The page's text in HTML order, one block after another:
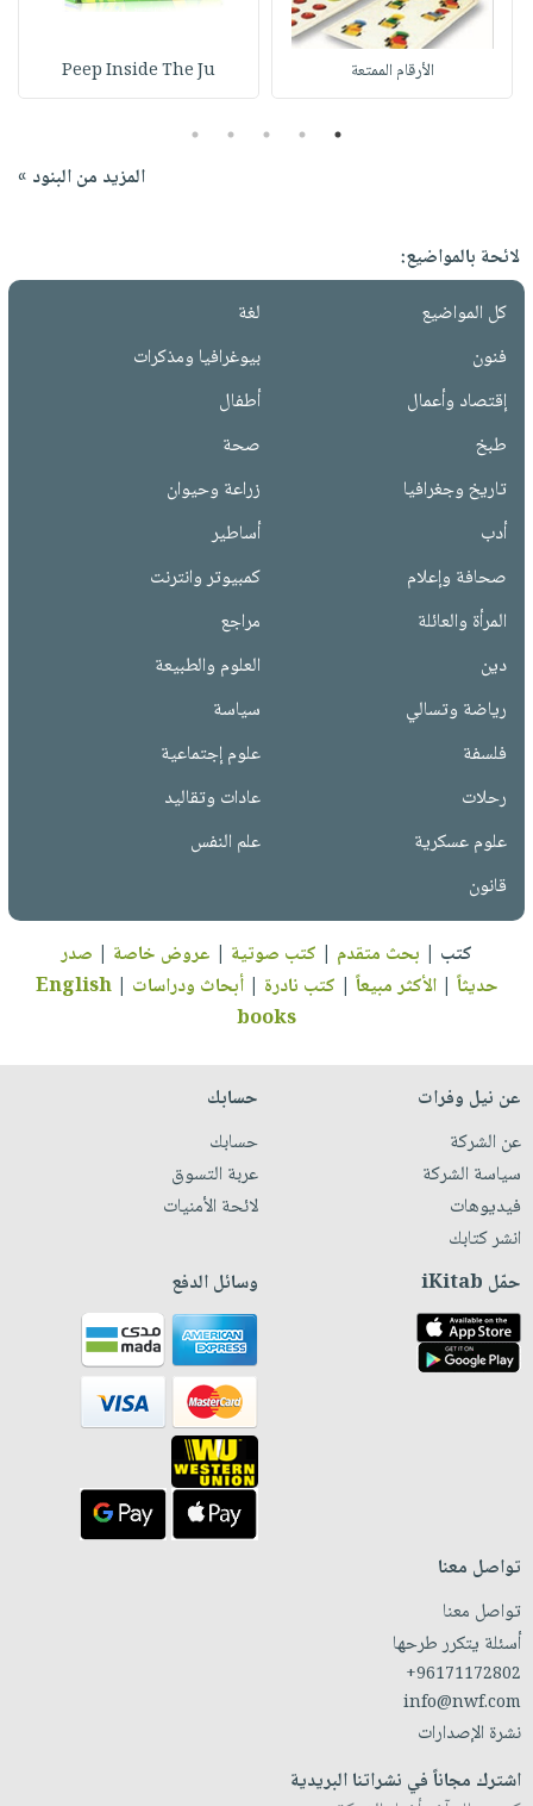
الأرقام الممتعة Peep Inside The Ju
1
2
3
4
5
المزيد من البنود »
لائحة بالمواضيع:
كل المواضيع
لغة
فنون
بيوغرافيا ومذكرات
إقتصاد وأعمال
أطفال
طبخ
صحة
تاريخ وجغرافيا
زراعة وحيوان
أدب
أساطير
صحافة وإعلام
كمبيوتر وانترنت
المرأة والعائلة
مراجع
دين
العلوم والطبيعة
رياضة وتسالي
سياسة
فلسفة
علوم إجتماعية
رحلات
عادات وتقاليد
علوم عسكرية
علم النفس
قانون
كتب | بحث متقدم | كتب صوتية | عروض خاصة | صدر
حديثاً |الأكثر مبيعاً | كتب نادرة |أبحاث ودراسات |
English
books
عن نيل وفرات
عن الشركة
سياسة الشركة
فيديوهات
انشر كتابك
حسابك
حسابك
عربة التسوق
لائحة الأمنيات
حمّل iKitab وسائل الدفع
تواصل معنا
تواصل معنا
أسئلة يتكرر طرحها
+96171172802
info@nwf.com
نشرة الإصدارات
اشترك مجاناً في نشراتنا البريدية